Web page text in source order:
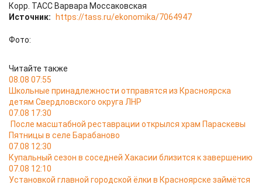
Корр. ТАСС Варвара Моссаковская
Источник:
https://tass.ru/ekonomika/7064947
Фото:
Читайте также
08.08 07:55
Школьные принадлежности отправятся из Красноярска
детям Свердловского округа ЛНР
07.08 17:30
После масштабной реставрации открылся храм Параскевы
Пятницы в селе Барабаново
07.08 12:30
Купальный сезон в соседней Хакасии близится к завершению
07.08 12:10
Установкой главной городской ёлки в Красноярске займётся